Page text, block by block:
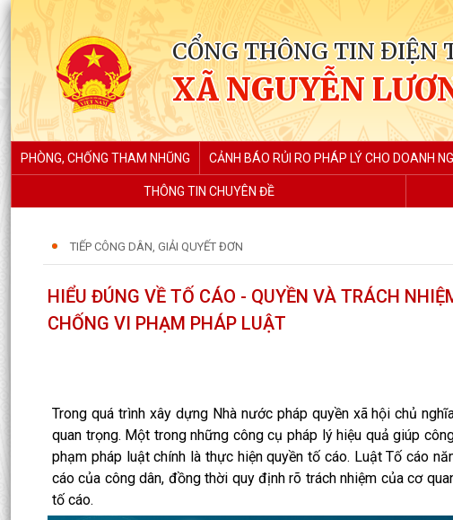
CỔNG THÔNG TIN ĐIỆN
XÃ NGUYỄN
PHÒNG, CHỐNG THAM NHŨNG CẢNH BÁO RỦI RO PHÁP LÝ CHO DOANH
THÔNG TIN CHUYÊN ĐỀ
TIẾP CÔNG DÂN, GIẢI QUYẾT ĐƠN
HIỂU ĐÚNG VỀ TỐ CÁO - QUYỀN VÀ TRÁCH
CHỐNG VI PHẠM PHÁP LUẬT
Trong quá trình xây dựng Nhà nước pháp quyền xã hội chủ
quan trọng. Một trong những công cụ pháp lý hiệu quả giúp
phạm pháp luật chính là thực hiện quyền tố cáo. Luật Tố cáo
cáo của công dân, đồng thời quy định rõ trách nhiệm của cơ
tố cáo.